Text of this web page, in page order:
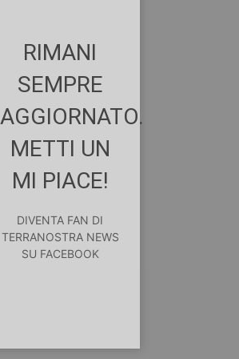
RIMANI
SEMPRE
AGGIORNATO.
METTI UN
MI PIACE!
DIVENTA FAN DI
TERRANOSTRA NEWS
SU FACEBOOK